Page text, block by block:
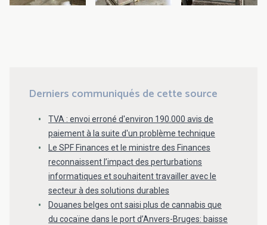
Derniers communiqués de cette source
TVA : envoi erroné d'environ 190.000 avis de
paiement à la suite d'un problème technique
Le SPF Finances et le ministre des Finances
reconnaissent l’impact des perturbations
informatiques et souhaitent travailler avec le
secteur à des solutions durables
Douanes belges ont saisi plus de cannabis que
du cocaïne dans le port d’Anvers-Bruges: baisse